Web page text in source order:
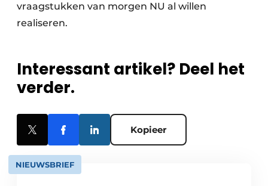
vraagstukken van morgen NU al willen
realiseren.
Interessant artikel? Deel het
verder.
Kopieer
NIEUWSBRIEF